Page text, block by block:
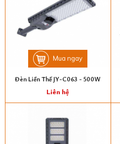
Mua ngay
Đèn Liền Thể JY-C063 - 500W
Liên hệ